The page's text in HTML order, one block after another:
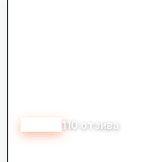
110 отзива